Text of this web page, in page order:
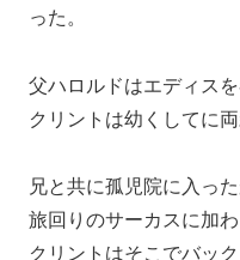
った。
父ハロルドはエディス
クリントは幼くしてに両
兄と共に孤児院に入っ
旅回りのサーカスに加わ
クリントはそこでバッ